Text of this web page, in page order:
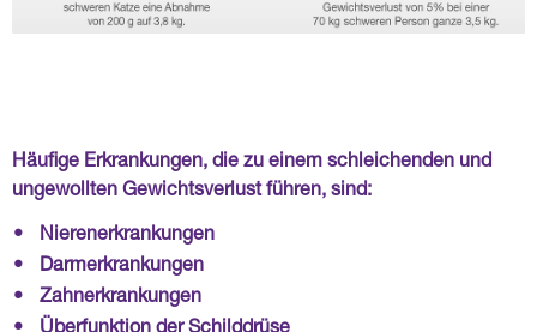
Häufige Erkrankungen, die zu einem schleichenden und
ungewollten Gewichtsverlust führen, sind:
•
Nierenerkrankungen
•
Darmerkrankungen
•
Zahnerkrankungen